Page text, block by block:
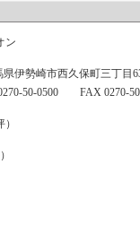
ン
県伊勢崎市西久保町三丁
50-0500 FAX 0270-